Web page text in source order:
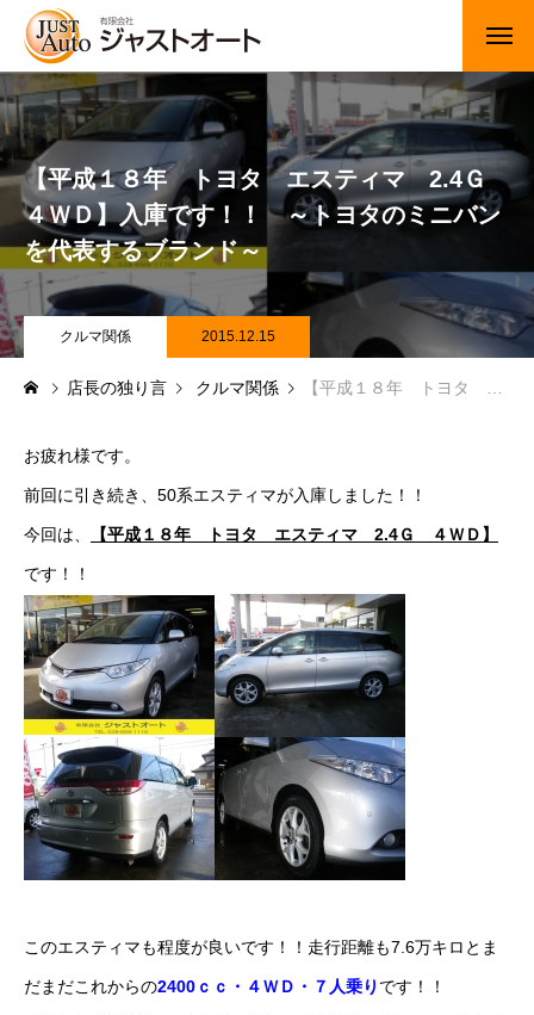
トップページ
新車
中古車・未使用車
JUジャナイト在庫情報
Gooネット在庫情報
カーセンサー在庫情報
車検・定期点検
ボディコーティング・艶出し・磨き
部品の取り付け
各種作業料金
おすすめ
ボディコーティング・艶出し・磨き
部品の取り付け
独自の買取査定
【平成１８年 トヨタ エスティマ 2.4Ｇ
４ＷＤ】入庫です！！ ～トヨタのミニバン
を代表するブランド～
クルマ関係 2015.12.15
店長の独り言 クルマ関係 【平成１８年 トヨタ エスティマ 2.4Ｇ ４ＷＤ】入庫です！！ ～トヨタのミニバンを代表するブランド～
お疲れ様です。
前回に引き続き、50系エスティマが入庫しました！！
今回は、 【平成１８年 トヨタ エスティマ 2.4Ｇ ４ＷＤ】
です！！
このエスティマも程度が良いです！！走行距離も7.6万キロとま
だまだこれからの2400ｃｃ・４ＷＤ・７人乗り です！！